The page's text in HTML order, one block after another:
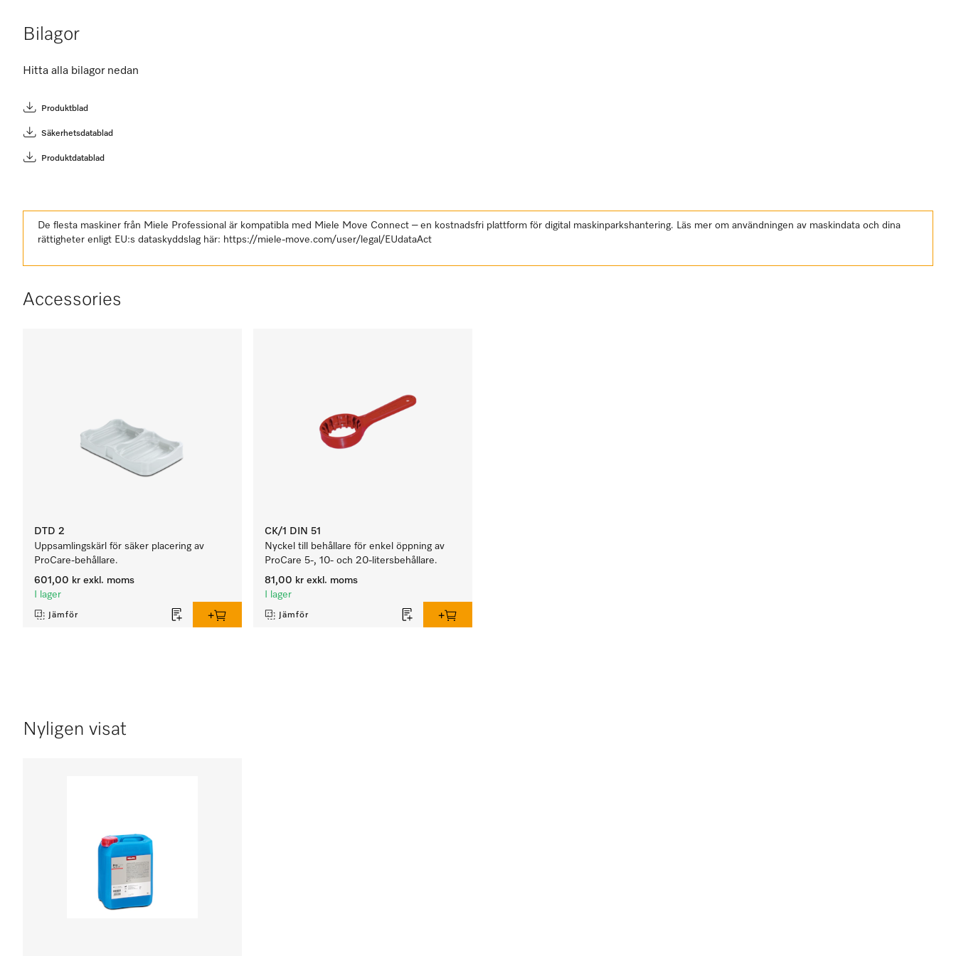
Bilagor
Hitta alla bilagor nedan
Produktblad
Säkerhetsdatablad
Produktdatablad
De flesta maskiner från Miele Professional är kompatibla med Miele Move Connect – en kostnadsfri plattform för digital maskinparkshantering. Läs mer om användningen av maskindata och dina
rättigheter enligt EU:s dataskyddslag här: https://miele-move.com/user/legal/EUdataAct
Accessories
DTD 2
Uppsamlingskärl för säker placering av
ProCare-behållare.
601,00 kr exkl. moms
I lager
Jämför
CK/1 DIN 51
Nyckel till behållare för enkel öppning av
ProCare 5-, 10- och 20-litersbehållare.
81,00 kr exkl. moms
I lager
Jämför
Nyligen visat